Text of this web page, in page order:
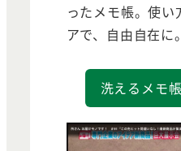
ったメモ帳。使
アで、自由自在に。
洗えるメモ